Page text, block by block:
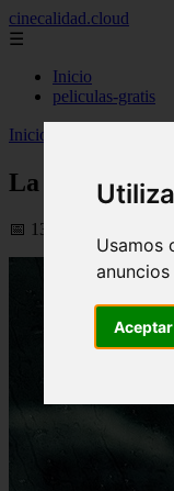
Usamos
Aceptar
cinecalidad.cloud
☰
Inicio
peliculas-gratis
Inicio
La Chica del
📅 13/02/2026